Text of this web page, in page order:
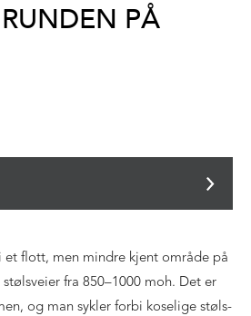
PÅ
et flott, men mindre kjent område på
fra 850–1000 moh. Det er
og man sykler forbi koselige støls-